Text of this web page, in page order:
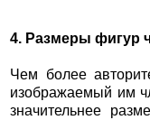
4. Размеры фигур
Чем более
изображаемый им
значительнее